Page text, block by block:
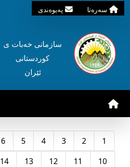
سه‌ره‌تا په‌یوه‌ندی
سازمانی خه‌بات ی
کوردستانی
ئێران
1
2
3
4
5
6
10
11
12
13
14